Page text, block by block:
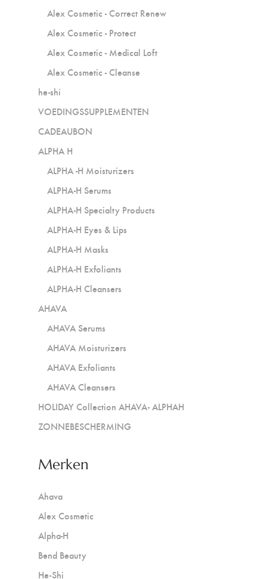
Alex Cosmetic - Correct Renew
Alex Cosmetic - Protect
Alex Cosmetic - Medical Loft
Alex Cosmetic - Cleanse
he-shi
VOEDINGSSUPPLEMENTEN
CADEAUBON
ALPHA H
ALPHA -H Moisturizers
ALPHA-H Serums
ALPHA-H Specialty Products
ALPHA-H Eyes & Lips
ALPHA-H Masks
ALPHA-H Exfoliants
ALPHA-H Cleansers
AHAVA
AHAVA Serums
AHAVA Moisturizers
AHAVA Exfoliants
AHAVA Cleansers
HOLIDAY Collection AHAVA- ALPHAH
ZONNEBESCHERMING
Merken
Ahava
Alex Cosmetic
Alpha-H
Bend Beauty
He-Shi